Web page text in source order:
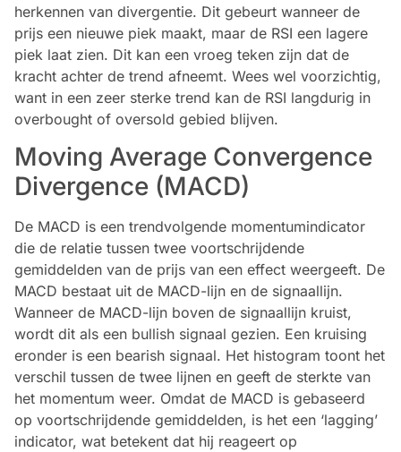
herkennen van divergentie. Dit gebeurt wanneer de
prijs een nieuwe piek maakt, maar de RSI een lagere
piek laat zien. Dit kan een vroeg teken zijn dat de
kracht achter de trend afneemt. Wees wel voorzichtig,
want in een zeer sterke trend kan de RSI langdurig in
overbought of oversold gebied blijven.
Moving Average Convergence
Divergence (MACD)
De MACD is een trendvolgende momentumindicator
die de relatie tussen twee voortschrijdende
gemiddelden van de prijs van een effect weergeeft. De
MACD bestaat uit de MACD-lijn en de signaallijn.
Wanneer de MACD-lijn boven de signaallijn kruist,
wordt dit als een bullish signaal gezien. Een kruising
eronder is een bearish signaal. Het histogram toont het
verschil tussen de twee lijnen en geeft de sterkte van
het momentum weer. Omdat de MACD is gebaseerd
op voortschrijdende gemiddelden, is het een ‘lagging’
indicator, wat betekent dat hij reageert op